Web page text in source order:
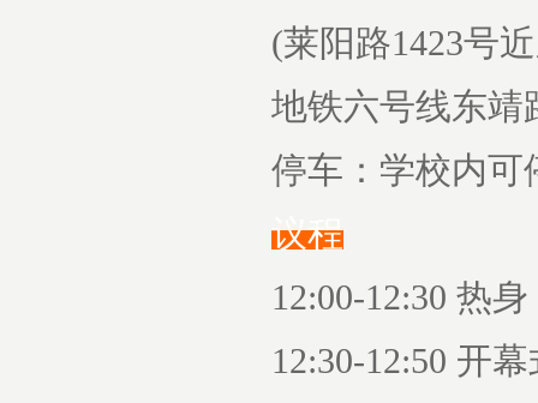
(莱阳路1423号
地铁六号线东靖
停车：学校内可
议程
12:00-12:30 热
12:30-12:50 开